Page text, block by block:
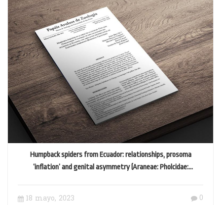
Humpback spiders from Ecuador: relationships, prosoma
‘inflation’ and genital asymmetry (Araneae: Pholcidae:
18 mayo, 2023 0